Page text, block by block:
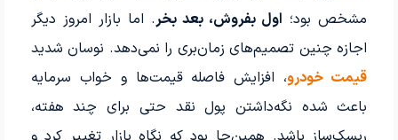
مشخص بود؛ اول بفروش، بعد بخر. اما بازار امروز دیگر
اجازه چنین تصمیم‌های زمان‌بری را نمی‌دهد. نوسان شدید
قیمت خودرو، افزایش فاصله قیمت‌ها و خواب سرمایه
باعث شده نگه‌داشتن پول نقد حتی برای چند هفته،